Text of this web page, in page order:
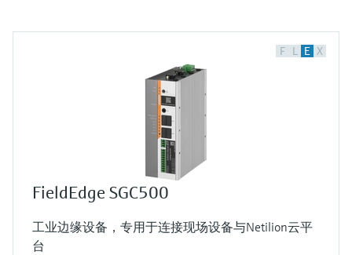
F L E X
FieldEdge SGC500
工业边缘设备，专用于连接现场设备与Netilion云平
台